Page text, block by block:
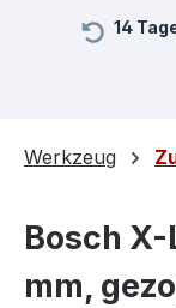
14
Werkzeug
Bosch
mm,